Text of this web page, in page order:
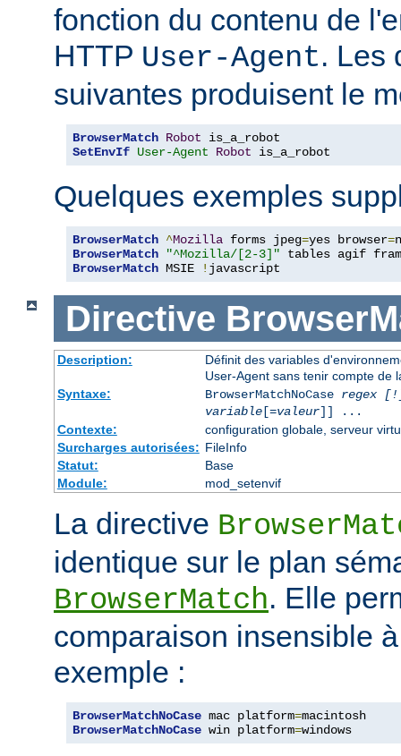
fonction du contenu de
HTTP User-Agent. Les
suivantes produisent le
BrowserMatch Robot
SetEnvIf User-Agent Robot is_a_robot
Quelques exemples
BrowserMatch ^Mozilla forms jpeg=yes browser=
BrowserMatch
"^Mozilla/[2-3]"
BrowserMatch MSIE ! javascript
Directive
Description:
Définit des variables
User-Agent sans tenir compte de
Syntaxe:
BrowserMatchNoCase regex
variable[=valeur]] ...
Contexte:
configuration globale, serveur
Surcharges autorisées: FileInfo
Statut:
Base
Module:
mod_setenvif
La directive
identique sur le plan
BrowserMatch. Elle
comparaison insensible
exemple :
BrowserMatchNoCase mac platform=
BrowserMatchNoCase win platform=windows